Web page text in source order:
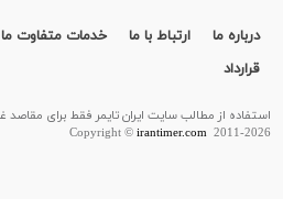
درباره ما ارتباط با ما خدمات متفاوت ما
قرارداد
استفاده از مطالب سايت ایران تایمر فقط برای مقاصد
Copyright ©irantimer.com2011-2026